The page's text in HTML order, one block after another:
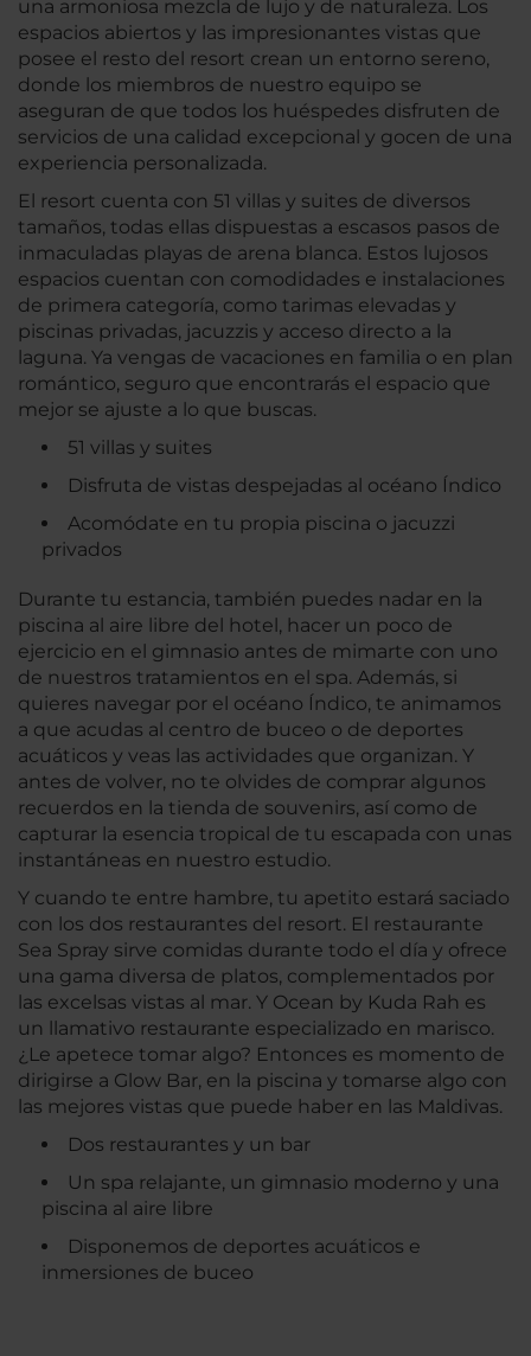
una armoniosa mezcla de lujo y de naturaleza. Los
espacios abiertos y las impresionantes vistas que
posee el resto del resort crean un entorno sereno,
donde los miembros de nuestro equipo se
aseguran de que todos los huéspedes disfruten de
servicios de una calidad excepcional y gocen de una
experiencia personalizada.
El resort cuenta con 51 villas y suites de diversos
tamaños, todas ellas dispuestas a escasos pasos de
inmaculadas playas de arena blanca. Estos lujosos
espacios cuentan con comodidades e instalaciones
de primera categoría, como tarimas elevadas y
piscinas privadas, jacuzzis y acceso directo a la
laguna. Ya vengas de vacaciones en familia o en plan
romántico, seguro que encontrarás el espacio que
mejor se ajuste a lo que buscas.
51 villas y suites
Disfruta de vistas despejadas al océano Índico
Acomódate en tu propia piscina o jacuzzi
privados
Durante tu estancia, también puedes nadar en la
piscina al aire libre del hotel, hacer un poco de
ejercicio en el gimnasio antes de mimarte con uno
de nuestros tratamientos en el spa. Además, si
quieres navegar por el océano Índico, te animamos
a que acudas al centro de buceo o de deportes
acuáticos y veas las actividades que organizan. Y
antes de volver, no te olvides de comprar algunos
recuerdos en la tienda de souvenirs, así como de
capturar la esencia tropical de tu escapada con unas
instantáneas en nuestro estudio.
Y cuando te entre hambre, tu apetito estará saciado
con los dos restaurantes del resort. El restaurante
Sea Spray sirve comidas durante todo el día y ofrece
una gama diversa de platos, complementados por
las excelsas vistas al mar. Y Ocean by Kuda Rah es
un llamativo restaurante especializado en marisco.
¿Le apetece tomar algo? Entonces es momento de
dirigirse a Glow Bar, en la piscina y tomarse algo con
las mejores vistas que puede haber en las Maldivas.
Dos restaurantes y un bar
Un spa relajante, un gimnasio moderno y una
piscina al aire libre
Disponemos de deportes acuáticos e
inmersiones de buceo